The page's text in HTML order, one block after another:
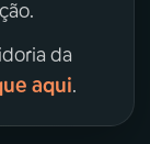
da
aqui.